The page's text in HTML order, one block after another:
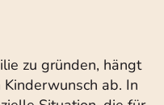
zu gründen, hängt
ab. In